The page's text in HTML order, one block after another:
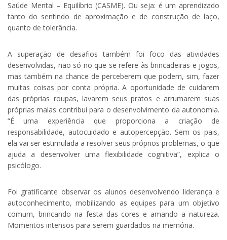
Saúde Mental – Equilíbrio (CASME). Ou seja: é um aprendizado
tanto do sentindo de aproximação e de construção de laço,
quanto de tolerância.
A superação de desafios também foi foco das atividades
desenvolvidas, não só no que se refere às brincadeiras e jogos,
mas também na chance de perceberem que podem, sim, fazer
muitas coisas por conta própria. A oportunidade de cuidarem
das próprias roupas, lavarem seus pratos e arrumarem suas
próprias malas contribui para o desenvolvimento da autonomia.
“É uma experiência que proporciona a criação de
responsabilidade, autocuidado e autopercepção. Sem os pais,
ela vai ser estimulada a resolver seus próprios problemas, o que
ajuda a desenvolver uma flexibilidade cognitiva”, explica o
psicólogo.
Foi gratificante observar os alunos desenvolvendo liderança e
autoconhecimento, mobilizando as equipes para um objetivo
comum, brincando na festa das cores e amando a natureza.
Momentos intensos para serem guardados na memória.